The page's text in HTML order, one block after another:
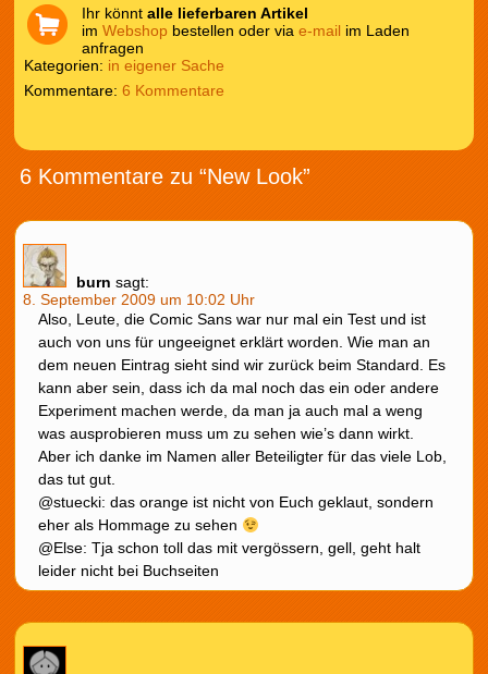
Ihr könnt alle lieferbaren Artikel
im Webshop bestellen oder via e-mail im Laden
anfragen
Kategorien: in eigener Sache
6 Kommentare
6 Kommentare zu “New Look”
burn sagt:
8. September 2009 um 10:02 Uhr
Also, Leute, die Comic Sans war nur mal ein Test und ist
auch von uns für ungeeignet erklärt worden. Wie man an
dem neuen Eintrag sieht sind wir zurück beim Standard. Es
kann aber sein, dass ich da mal noch das ein oder andere
Experiment machen werde, da man ja auch mal a weng
was ausprobieren muss um zu sehen wie’s dann wirkt.
Aber ich danke im Namen aller Beteiligter für das viele Lob,
das tut gut.
@stuecki: das orange ist nicht von Euch geklaut, sondern
eher als Hommage zu sehen
@Else: Tja schon toll das mit vergössern, gell, geht halt
leider nicht bei Buchseiten